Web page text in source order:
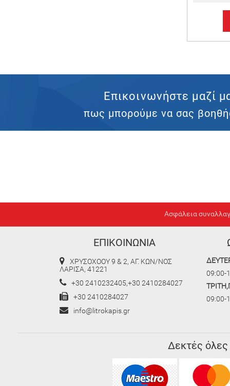
Επικοινωνήστε μαζί
πως μπορούμε να σας
Ασφάλεια
ΕΠΙΚΟΙΝΩΝΙΑ
ΧΡΥΣΟΧΟΟΥ 9 & 2, ΑΓ. ΚΩΝ/ΝΟΣ
ΛΑΡΙΣΑ, 41221
+30 2410232405,+30 2410284027
+30 2410284027
info@litrokapis.gr
09:00-
09:00-
Δεκτές